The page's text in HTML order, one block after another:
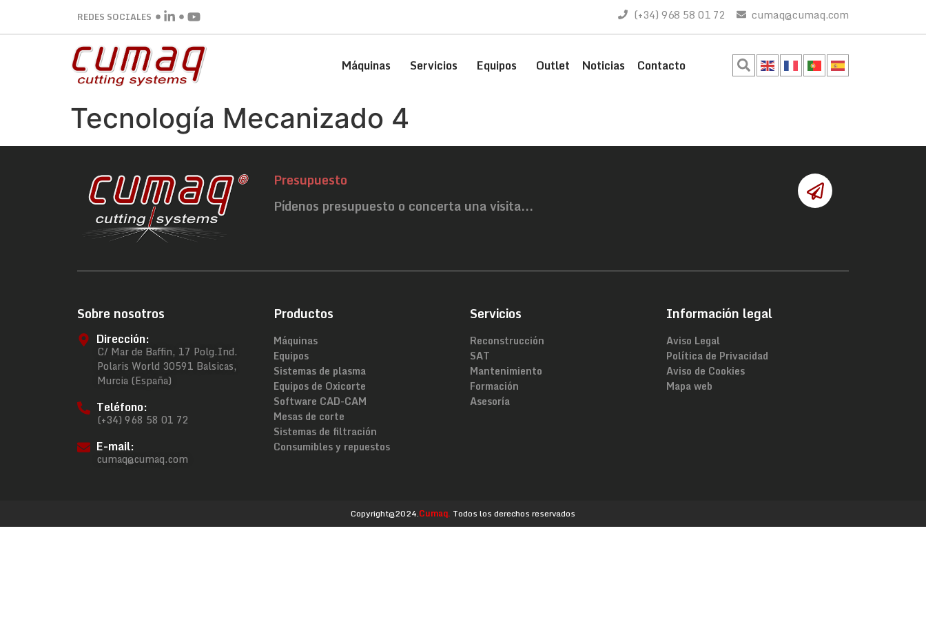
REDES SOCIALES (+34) 968 58 01 72 cumaq@cumaq.com
Máquinas Servicios Equipos Outlet Noticias Contacto
Tecnología Mecanizado 4
Presupuesto
Pídenos presupuesto o concerta una visita...
Sobre nosotros
Dirección:
C/ Mar de Baffin, 17 Polg.Ind.
Polaris World 30591 Balsicas,
Murcia (España)
Teléfono:
(+34) 968 58 01 72
E-mail:
cumaq@cumaq.com
Productos
Máquinas
Equipos
Sistemas de plasma
Equipos de Oxicorte
Software CAD-CAM
Mesas de corte
Sistemas de filtración
Consumibles y repuestos
Servicios
Reconstrucción
SAT
Mantenimiento
Formación
Asesoría
Información legal
Aviso Legal
Política de Privacidad
Aviso de Cookies
Mapa web
Copyright@2024.Cumaq. Todos los derechos reservados